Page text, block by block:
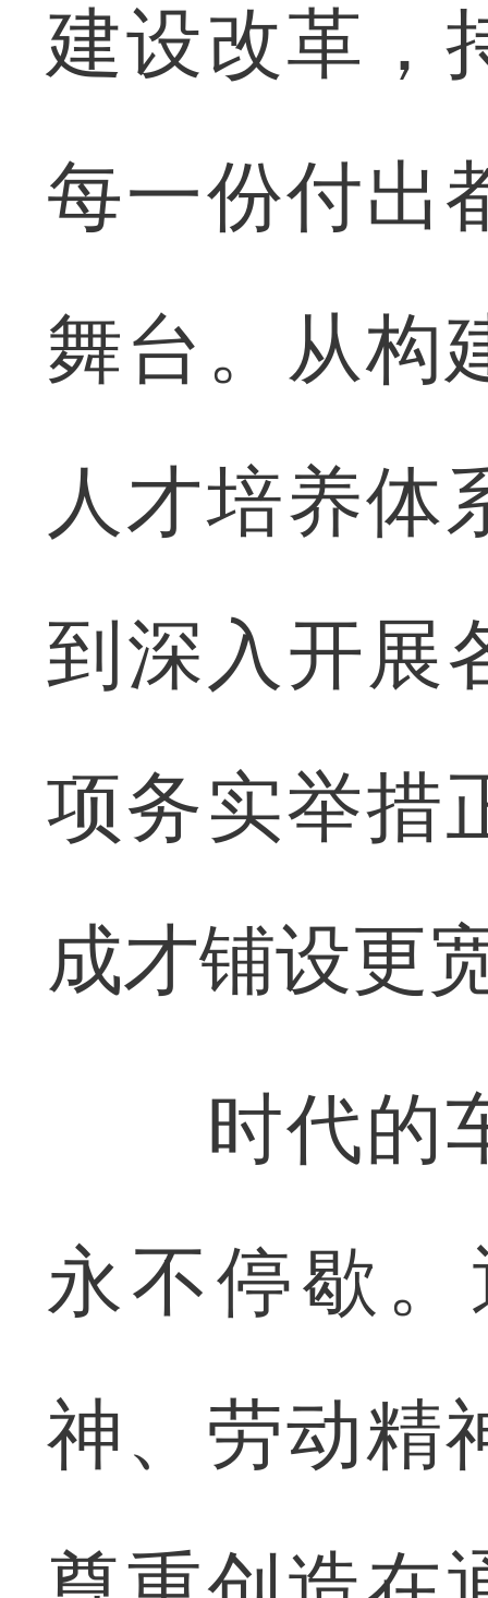
建设改革，
每一份付出
舞台。从构
人才培养体
到深入开
项务实举措
成才铺设更
时代的车
永不停歇
神、劳动精